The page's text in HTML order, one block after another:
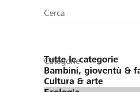
della
Cerca
Categorie